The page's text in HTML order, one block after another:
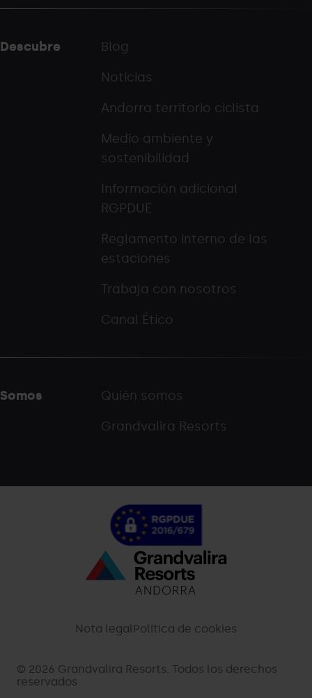
Descubre
Blog
Noticias
Andorra territorio ciclista
Medio ambiente y
sostenibilidad
Información adicional
RGPDUE
Reglamento interno de las
estaciones
Trabaja con nosotros
Canal Ético
Somos
Quién somos
Grandvalira Resorts
© 2026 Grandvalira Resorts. Todos los derechos
reservados
-
palarinsal.com
Política de cookies
Nota legal